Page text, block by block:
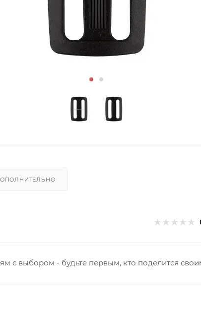
с выбором - будьте первым, кто поделится